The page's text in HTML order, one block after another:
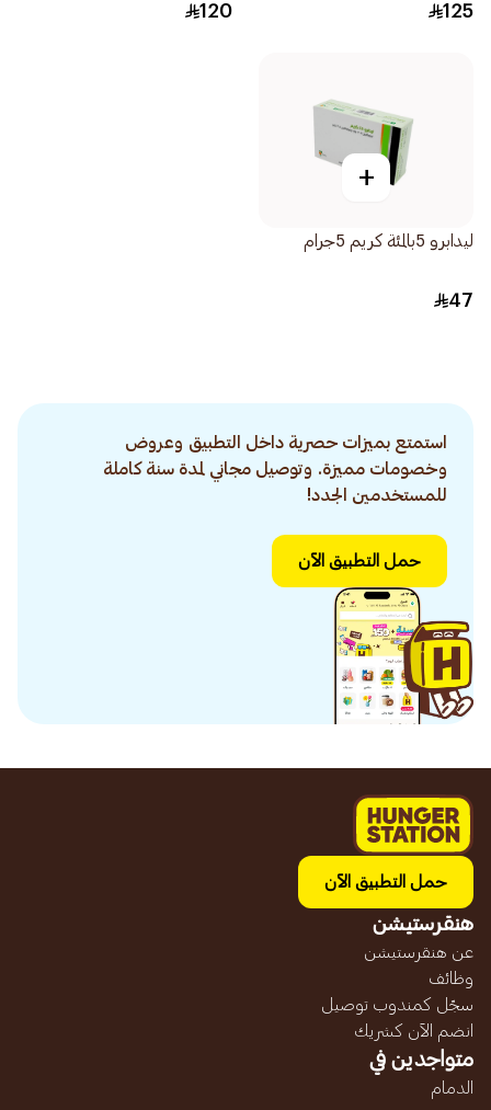
125
120
+
ليدابرو 5بالمئة كريم 5جرام
47
استمتع بميزات حصرية داخل التطبيق وعروض
وخصومات مميزة. وتوصيل مجاني لمدة سنة كاملة
للمستخدمين الجدد!
حمل التطبيق الآن
حمل التطبيق الآن
هنقرستيشن
عن هنقرستيشن
وظائف
سجّل كمندوب توصيل
انضم الآن كشريك
متواجدين في
الدمام